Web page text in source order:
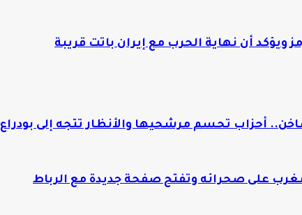
أن نهاية الحرب مع إيران باتت قريبة
أحزاب تحسم مرشحيها والأنظار تتجه إلى بودراع
على صحرائه وتفتح صفحة جديدة مع الرباط